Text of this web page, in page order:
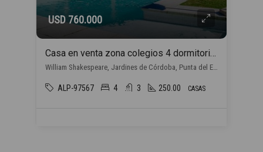
USD 760.000
Casa en venta zona colegios 4 dormitorios en Punta del Este
William Shakespeare, Jardines de Córdoba, Punta del Este
ALP-97567 4 3 250.00 CASAS